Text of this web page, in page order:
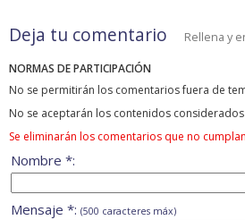
Deja tu comentario Rellena y
NORMAS DE PARTICIPACIÓN
No se permitirán los comentarios fuera de
No se aceptarán los contenidos
Se eliminarán los comentarios que no
Nombre *:
Mensaje *: (500 caracteres máx)